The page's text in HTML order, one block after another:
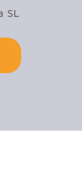
SL